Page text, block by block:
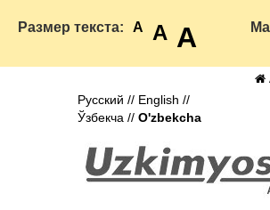
Размер текста: A A A
Русский // English //
Ўзбекча // O'zbekcha